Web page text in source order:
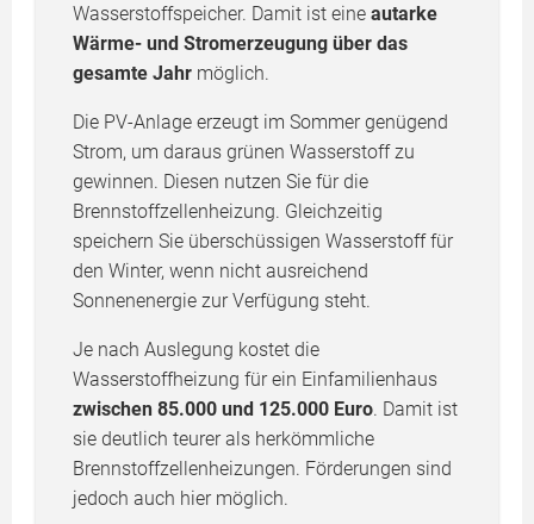
Wasserstoffspeicher. Damit ist eine autarke
Wärme- und Stromerzeugung über das
gesamte Jahr möglich.
Die PV-Anlage erzeugt im Sommer genügend
Strom, um daraus grünen Wasserstoff zu
gewinnen. Diesen nutzen Sie für die
Brennstoffzellenheizung. Gleichzeitig
speichern Sie überschüssigen Wasserstoff für
den Winter, wenn nicht ausreichend
Sonnenenergie zur Verfügung steht.
Je nach Auslegung kostet die
Wasserstoffheizung für ein Einfamilienhaus
zwischen 85.000 und 125.000 Euro. Damit ist
sie deutlich teurer als herkömmliche
Brennstoffzellenheizungen. Förderungen sind
jedoch auch hier möglich.